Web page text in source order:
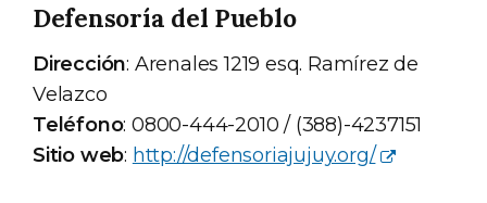
Defensoría del Pueblo
Dirección: Arenales 1219 esq. Ramírez de
Velazco
Teléfono: 0800-444-2010 / (388)-4237151
Sitio web: http://defensoriajujuy.org/